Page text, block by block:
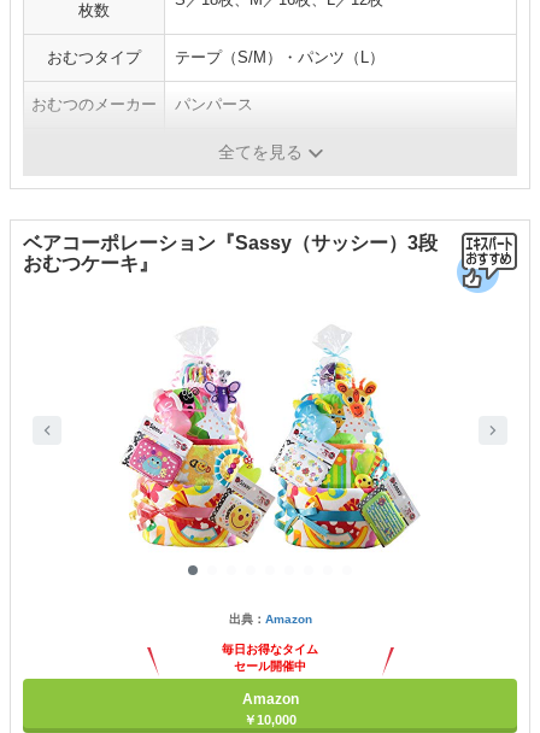
枚数
おむつタイプ テープ（S/M）・パンツ（L）
おむつのメーカー パンパース
全てを見る
ベアコーポレーション『Sassy（サッシー）3段
おむつケーキ』
出典： Amazon
毎日お得なタイム
セール開催中
Amazon
￥10,000